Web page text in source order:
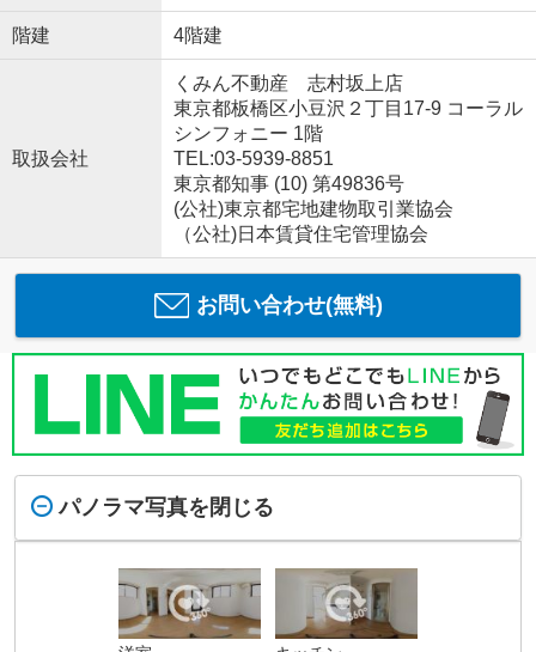
階建 4階建
取扱会社
くみん不動産 志村坂上店
東京都板橋区小豆沢２丁目17-9 コーラル
シンフォニー 1階
TEL:03-5939-8851
東京都知事 (10) 第49836号
(公社)東京都宅地建物取引業協会
（公社)日本賃貸住宅管理協会
お問い合わせ(無料)
パノラマ写真を閉じる